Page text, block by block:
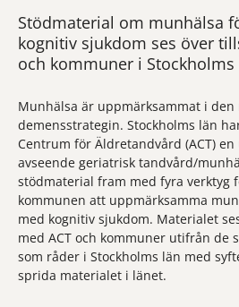
Stödmaterial om munhälsa
kognitiv sjukdom ses över
och kommuner i Stockholms
Munhälsa är uppmärksammat i den
demensstrategin. Stockholms län
Centrum för Äldretandvård (ACT)
avseende geriatrisk tandvård/
stödmaterial fram med fyra verktyg
kommunen att uppmärksamma
med kognitiv sjukdom. Materialet
med ACT och kommuner utifrån de
som råder i Stockholms län med
sprida materialet i länet.